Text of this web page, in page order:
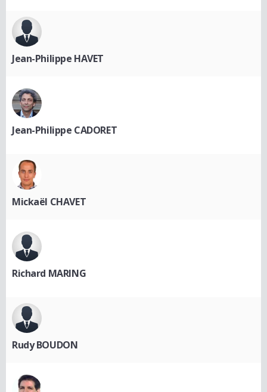
Jean-Philippe HAVET
Jean-Philippe CADORET
Mickaël CHAVET
Richard MARING
Rudy BOUDON